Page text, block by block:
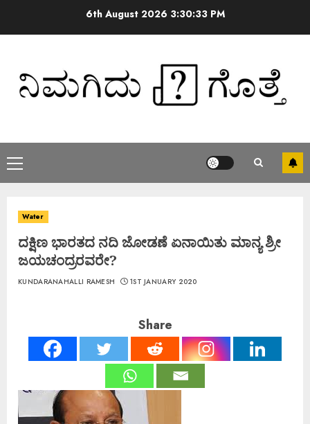
6th August 2026 3:30:33 PM
Water
ದಕ್ಷಿಣ ಭಾರತದ ನದಿ ಜೋಡಣೆ ಏನಾಯಿತು ಮಾನ್ಯ ಶ್ರೀ
ಜಯಚಂದ್ರರವರೇ?
KUNDARANAHALLI RAMESH 1ST JANUARY 2020
Share